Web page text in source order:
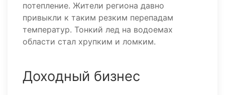
потепление. Жители региона давно
привыкли к таким резким перепадам
температур. Тонкий лед на водоемах
области стал хрупким и ломким.
Доходный бизнес